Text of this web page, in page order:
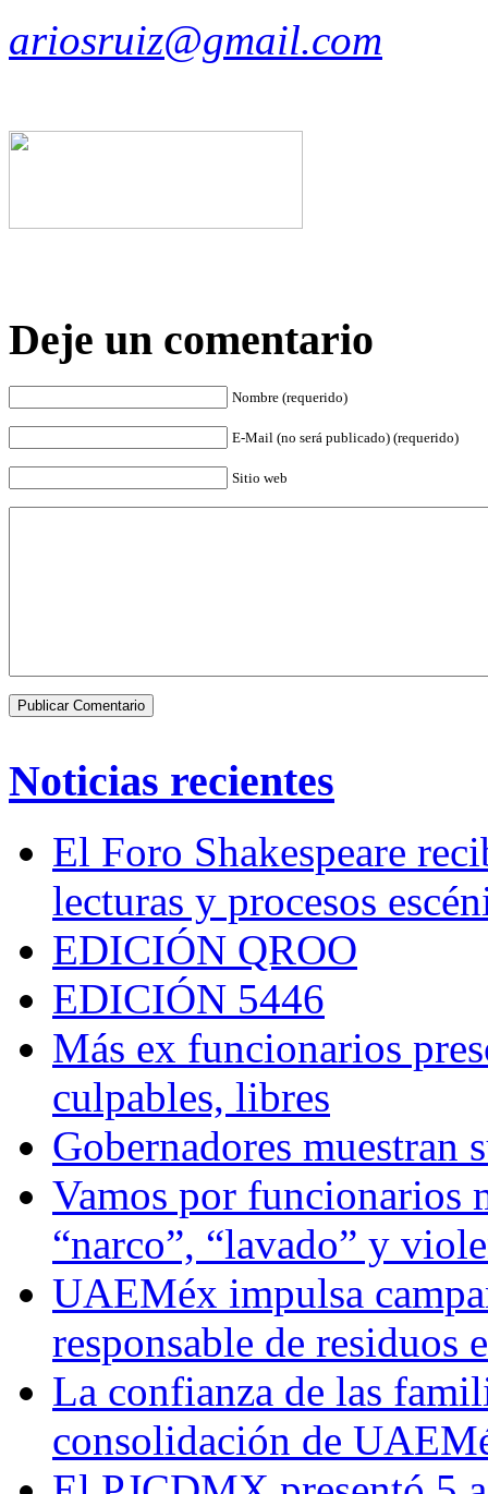
ariosruiz@gmail.com
Deje un comentario
Nombre (requerido)
E-Mail (no será publicado) (requerido)
Sitio web
Noticias recientes
El Foro Shakespeare
lecturas y procesos
EDICIÓN QROO
EDICIÓN 5446
Más ex funcionarios
culpables, libres
Gobernadores muestran
Vamos por funcionarios
“narco”, “lavado” y
UAEMéx impulsa
responsable de residuos
La confianza de las
consolidación de